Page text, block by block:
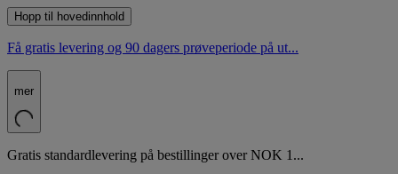
Hopp til hovedinnhold
Få gratis levering og 90 dagers prøveperiode på ut...
mer
Gratis standardlevering på bestillinger over NOK 1...